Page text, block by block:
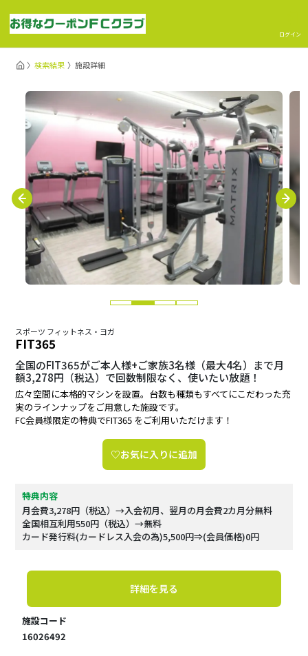
ログイン
検索結果 施設詳細
スポーツ フィットネス・ヨガ
FIT365
全国のFIT365がご本人様+ご家族3名様（最大4名）まで月
額3,278円（税込）で回数制限なく、使いたい放題！
広々空間に本格的マシンを設置。台数も種類もすべてにこだわった充
実のラインナップをご用意した施設です。
FC会員様限定の特典でFIT365 をご利用いただけます！
♡お気に入りに追加
特典内容
月会費3,278円（税込）→入会初月、翌月の月会費2カ月分無料
全国相互利用550円（税込）→無料
カード発行料(カードレス入会の為)5,500円⇒(会員価格)0円
詳細を見る
施設コード
16026492